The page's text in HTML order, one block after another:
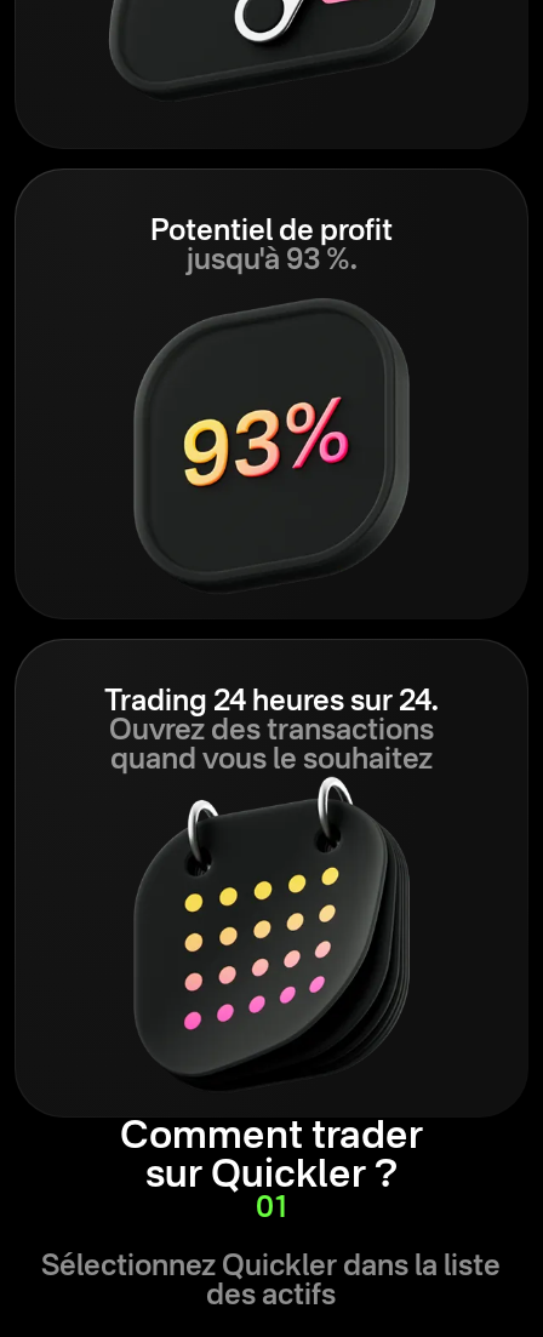
Potentiel de profit
jusqu'à 93 %.
Trading 24 heures sur 24.
Ouvrez des transactions
quand vous le souhaitez
Comment trader
sur Quickler ?
01
Sélectionnez Quickler dans la liste
des actifs